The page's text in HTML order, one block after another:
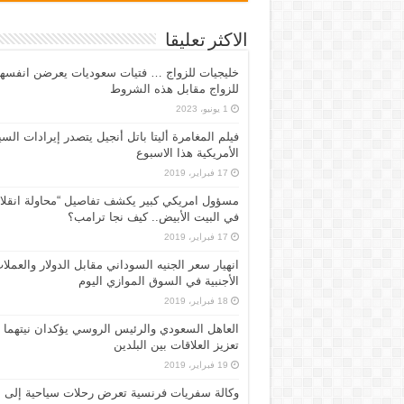
الاكثر تعليقا
خليجيات للزواج … فتيات سعوديات يعرضن
للزواج مقابل هذه الشروط
1 يونيو، 2023
فيلم المغامرة أليتا‭ ‬باتل أنجيل يتصدر إيرادات
الأمريكية هذا الاسبوع
17 فبراير، 2019
مسؤول امريكي كبير يكشف تفاصيل “محاولة
في البيت الأبيض.. كيف نجا ترامب؟
17 فبراير، 2019
انهيار سعر الجنيه السوداني مقابل الدولار
الأجنبية في السوق الموازي اليوم
18 فبراير، 2019
العاهل السعودي والرئيس الروسي يؤكدان نيتهما
تعزيز العلاقات بين البلدين
19 فبراير، 2019
وكالة سفريات فرنسية تعرض رحلات سياحية إلى